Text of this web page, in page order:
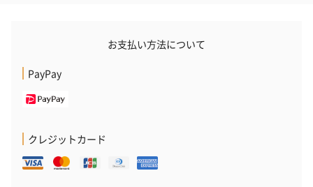
花束ハンドタオル（ピ
ンク）（1,760円）
お支払い方法について
PayPay
クレジットカード